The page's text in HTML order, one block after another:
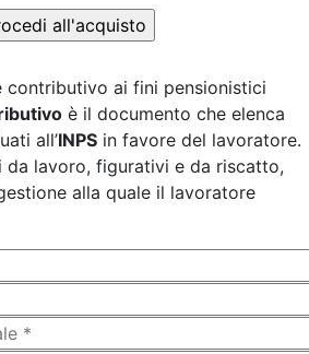
contributivo ai fini pensionistici
è il documento che elenca
all’INPS in favore del lavoratore.
da lavoro, figurativi e da riscatto,
alla quale il lavoratore